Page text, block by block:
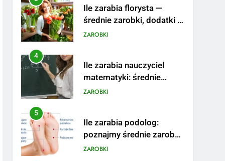
Ile zarabia florysta —
średnie zarobki, dodatki i
sposoby na podwyżkę
ZAROBKI
4
Ile zarabia nauczyciel
matematyki: średnie
zarobki, dodatki i
ZAROBKI
5
Ile zarabia podolog:
poznajmy średnie zarobki
na tym stanowisku
ZAROBKI